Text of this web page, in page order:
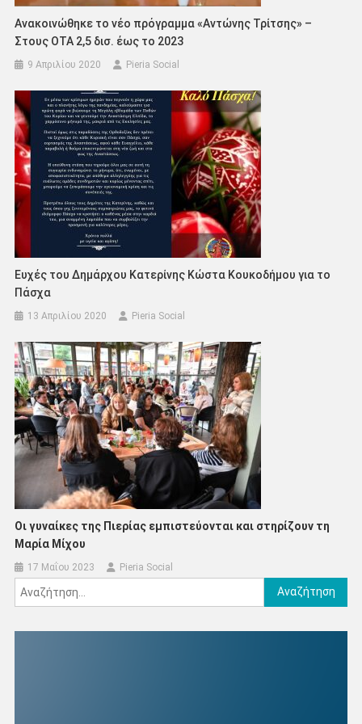
Ανακοινώθηκε το νέο πρόγραμμα «Αντώνης Τρίτσης» –
Στους ΟΤΑ 2,5 δισ. έως το 2023
9 Απριλίου 2020 Pieria Social
Ευχές του Δημάρχου Κατερίνης Κώστα Κουκοδήμου για το
Πάσχα
13 Απριλίου 2020 Pieria Social
Οι γυναίκες της Πιερίας εμπιστεύονται και στηρίζουν τη
Μαρία Μίχου
17 Μαΐου 2023 Pieria Social
Αναζήτηση
για: